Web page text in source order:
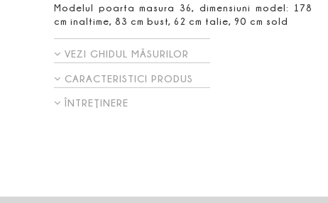
Modelul poarta masura 36, dimensiuni model: 178
cm inaltime, 83 cm bust, 62 cm talie, 90 cm sold
VEZI GHIDUL MĂSURILOR
CARACTERISTICI PRODUS
ÎNTREŢINERE